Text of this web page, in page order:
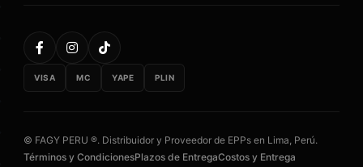
VISA MC YAPE PLIN
© FAGY PERU ®. Distribuidor y Proveedor de EPPs en Lima, Perú.
Términos y CondicionesPlazos de EntregaCostos y Entrega